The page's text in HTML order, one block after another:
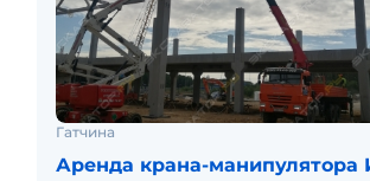
Гатчина
Аренда крана-манипулятора